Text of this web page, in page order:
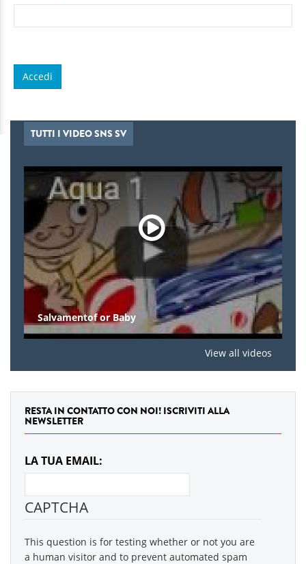
TUTTI I VIDEO SNS SV
Salvamentof or Baby
View all videos
RESTA IN CONTATTO CON NOI! ISCRIVITI ALLA
NEWSLETTER
LA TUA EMAIL:
CAPTCHA
This question is for testing whether or not you are
a human visitor and to prevent automated spam